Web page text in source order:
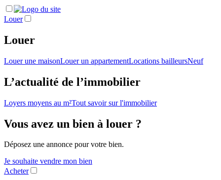
Louer
Louer
Louer une maisonLouer un appartementLocations bailleursNeuf
L’actualité de l’immobilier
Loyers moyens au m²Tout savoir sur l'immobilier
Vous avez un bien à louer ?
Déposez une annonce pour votre bien.
Je souhaite vendre mon bien
Acheter